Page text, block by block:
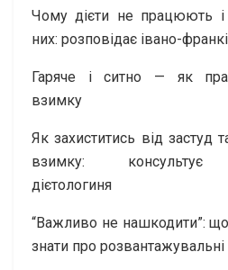
Чому дієти не працюють і
них: розповідає івано-
Гаряче і ситно — як
взимку
Як захиститись від застуд
взимку: консультує
дієтологиня
“Важливо не нашкодити”:
знати про розвантажувальні